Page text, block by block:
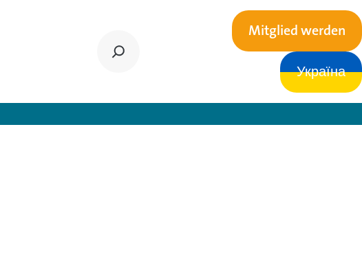
Mitglied werden
Україна